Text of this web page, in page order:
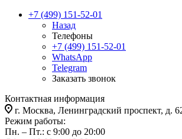
+7 (499) 151-52-01
Назад
Телефоны
+7 (499) 151-52-01
WhatsApp
Telegram
Заказать звонок
Контактная информация
г. Москва, Ленинградский проспект, д.
Режим работы:
Пн. – Пт.: с 9:00 до 20:00